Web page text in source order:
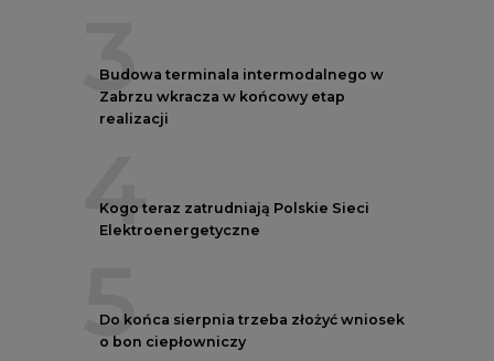
3
Budowa terminala intermodalnego w
Zabrzu wkracza w końcowy etap
realizacji
4
Kogo teraz zatrudniają Polskie Sieci
Elektroenergetyczne
5
Do końca sierpnia trzeba złożyć wniosek
o bon ciepłowniczy